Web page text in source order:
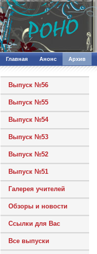
Главная Анонс Архив
Выпуск №56
Выпуск №55
Выпуск №54
Выпуск №53
Выпуск №52
Выпуск №51
Галерея учителей
Обзоры и новости
Ссылки для Вас
Все выпуски